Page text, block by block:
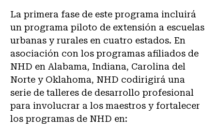
La primera fase de este programa incluirá
un programa piloto de extensión a escuelas
urbanas y rurales en cuatro estados. En
asociación con los programas afiliados de
NHD en Alabama, Indiana, Carolina del
Norte y Oklahoma, NHD codirigirá una
serie de talleres de desarrollo profesional
para involucrar a los maestros y fortalecer
los programas de NHD en: